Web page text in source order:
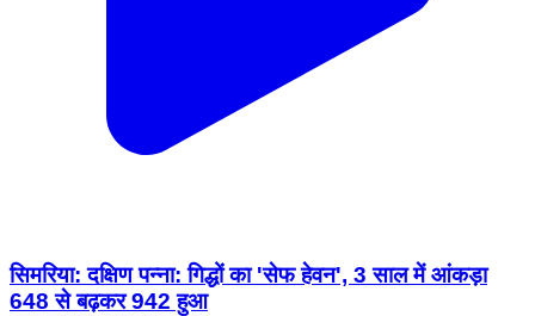
सिमरिया: दक्षिण पन्ना: गिद्धों का 'सेफ हेवन', 3 साल में आंकड़ा
648 से बढ़कर 942 हुआ